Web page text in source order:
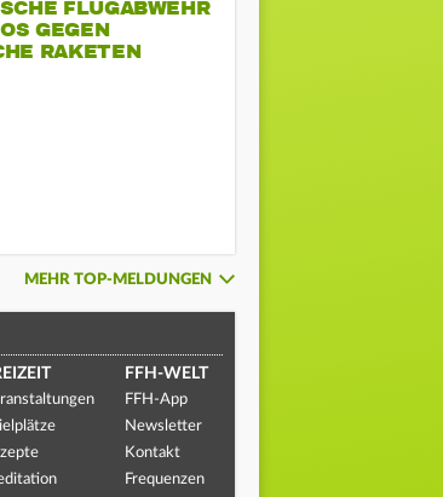
FLUGABWEHR
GEGEN
RAKETEN
MEHR TOP-MELDUNGEN
FFH-WELT
FFH-App
Newsletter
Kontakt
Frequenzen